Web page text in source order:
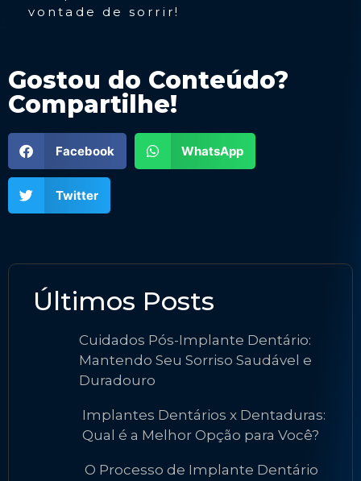
vontade de sorrir!
Gostou do Conteúdo?
Compartilhe!
Facebook WhatsApp
Twitter
Últimos Posts
Cuidados Pós-Implante Dentário:
Mantendo Seu Sorriso Saudável e
Duradouro
Implantes Dentários x Dentaduras:
Qual é a Melhor Opção para Você?
O Processo de Implante Dentário